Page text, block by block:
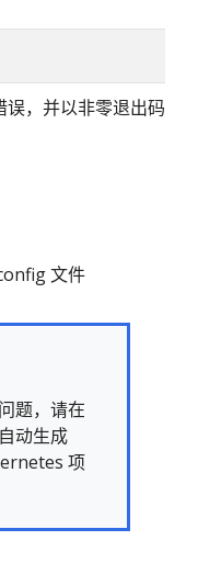
，并以非零退出码退
文件
题，请在
动生成
项